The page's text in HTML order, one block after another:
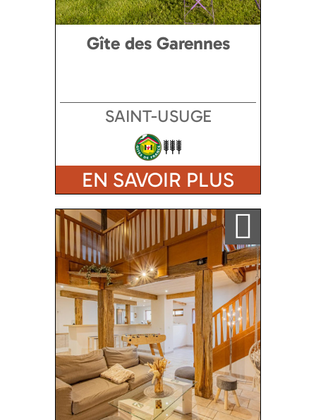
Gîte des Garennes
SAINT-USUGE
EN SAVOIR PLUS
Ajouter a ma sélection